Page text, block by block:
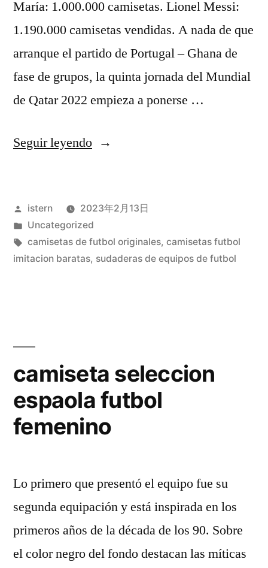
María: 1.000.000 camisetas. Lionel Messi:
1.190.000 camisetas vendidas. A nada de que
arranque el partido de Portugal – Ghana de
fase de grupos, la quinta jornada del Mundial
de Qatar 2022 empieza a ponerse …
Seguir leyendo«equipaciones
Publicado
por
istern
2023年2月13日
Publicado
en
Uncategorized
Etiquetas:
camisetas de futbol originales, camisetas futbol
imitacion baratas, sudaderas de equipos de futbol
camiseta seleccion
espaola futbol
femenino
Lo primero que presentó el equipo fue su
segunda equipación y está inspirada en los
primeros años de la década de los 90. Sobre
el color negro del fondo destacan las míticas